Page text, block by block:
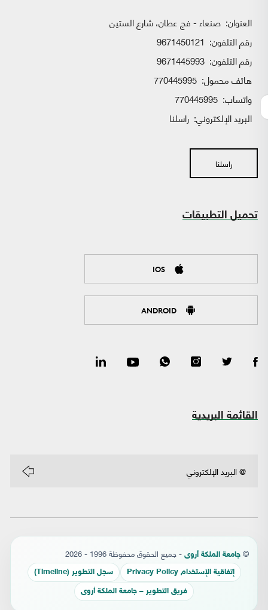
العنوان: صنعاء - فج عطان، شارع الستين
رقم التلفون: 9671450121
رقم التلفون: 9671445993
هاتف محمول: 770445995
واتساب:
البريد الإلكتروني: راسلنا
راسلنا
تحميل التطبيقات
IOS
ANDROID
القائمة البريدية
© جامعة الملكة أروى - جميع الحقوق محفوظة 1996 - 2026
إتفاقية الإستخدام Privacy Policy سجل التطوير (Timeline)
فريق التطوير – جامعة الملكة أروى